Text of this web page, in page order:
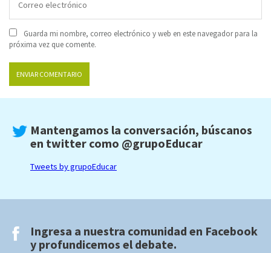
Guarda mi nombre, correo electrónico y web en este navegador para la
próxima vez que comente.
Mantengamos la conversación, búscanos
en twitter como @grupoEducar
Tweets by grupoEducar
Ingresa a nuestra comunidad en Facebook
y profundicemos el debate.